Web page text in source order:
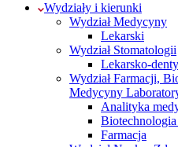
Wydziały i kierunki
Wydział Medycyny
Lekarski
Wydział Stomatologii
Lekarsko-
Wydział Farmacji,
Medycyny
Analityka
Biotechnologia
Farmacja